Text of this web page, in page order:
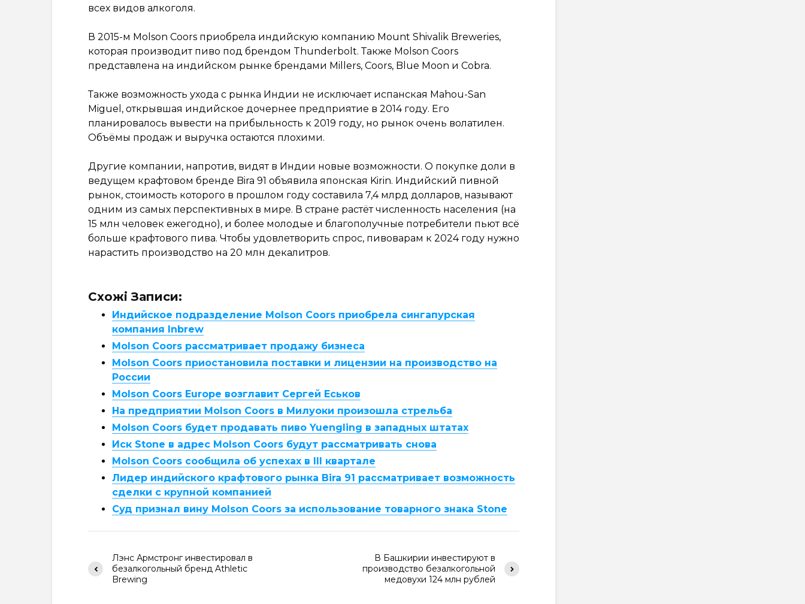
всех видов алкоголя.
В 2015-м Molson Coors приобрела индийскую компанию Mount Shivalik Breweries,
которая производит пиво под брендом Thunderbolt. Также Molson Coors
представлена на индийском рынке брендами Millers, Coors, Blue Moon и Cobra.
Также возможность ухода с рынка Индии не исключает испанская Mahou-San
Miguel, открывшая индийское дочернее предприятие в 2014 году. Его
планировалось вывести на прибыльность к 2019 году, но рынок очень волатилен.
Объёмы продаж и выручка остаются плохими.
Другие компании, напротив, видят в Индии новые возможности. О покупке доли в
ведущем крафтовом бренде Bira 91 объявила японская Kirin. Индийский пивной
рынок, стоимость которого в прошлом году составила 7,4 млрд долларов, называют
одним из самых перспективных в мире. В стране растёт численность населения (на
15 млн человек ежегодно), и более молодые и благополучные потребители пьют всё
больше крафтового пива. Чтобы удовлетворить спрос, пивоварам к 2024 году нужно
нарастить производство на 20 млн декалитров.
Схожі Записи:
Индийское подразделение Molson Coors приобрела сингапурская
компания Inbrew
Molson Coors рассматривает продажу бизнеса
Molson Coors приостановила поставки и лицензии на производство на
России
Molson Coors Europe возглавит Сергей Еськов
На предприятии Molson Coors в Милуоки произошла стрельба
Molson Coors будет продавать пиво Yuengling в западных штатах
Иск Stone в адрес Molson Coors будут рассматривать снова
Molson Coors сообщила об успехах в III квартале
Лидер индийского крафтового рынка Bira 91 рассматривает возможность
сделки с крупной компанией
Суд признал вину Molson Coors за использование товарного знака Stone
Лэнс Армстронг инвестировал в
безалкогольный бренд Athletic
Brewing
В Башкирии инвестируют в
производство безалкогольной
медовухи 124 млн рублей